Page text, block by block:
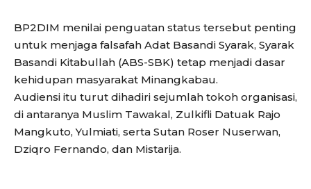
BP2DIM menilai penguatan status tersebut penting
untuk menjaga falsafah Adat Basandi Syarak, Syarak
Basandi Kitabullah (ABS-SBK) tetap menjadi dasar
kehidupan masyarakat Minangkabau.
Audiensi itu turut dihadiri sejumlah tokoh organisasi,
di antaranya Muslim Tawakal, Zulkifli Datuak Rajo
Mangkuto, Yulmiati, serta Sutan Roser Nuserwan,
Dziqro Fernando, dan Mistarija.